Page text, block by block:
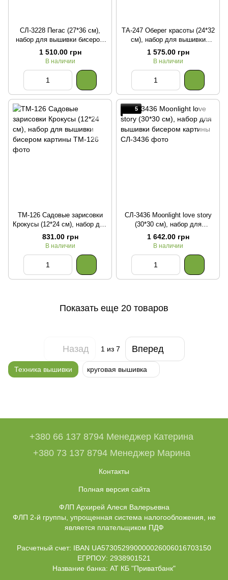
СЛ-3228 Пегас (27*36 см),
набор для вышивки бисером
картины
1 510.00 грн
В наличии
ТА-247 Оберег красоты (24*32
см), набор для вышивки
бисером картины с белыми
каллами
1 575.00 грн
В наличии
ТМ-126 Садовые зарисовки
Крокусы (12*24 см), набор для
вышивки бисером картины
831.00 грн
В наличии
5
СЛ-3436 Moonlight love story
(30*30 см), набор для
вышивки бисером картины
1 642.00 грн
В наличии
Показать еще 20 товаров
Назад 1из 7 Вперед
Техника вышивки круговая вышивка
+380 66 137 8794 Менеджер Катерина
+380 73 137 8794 Менеджер Марина
Контакты
Полная версия сайта
ФЛП Архирей Алеся Валерьевна
ФЛП 2-й группы, упрощенная система налогообложения, не
является плательщиком ПДФ
Расчетный счет: IBAN UA573052990000026006016703150
ЕГРПОУ: 2938901521
Название банка: АТ КБ "Приватбанк"